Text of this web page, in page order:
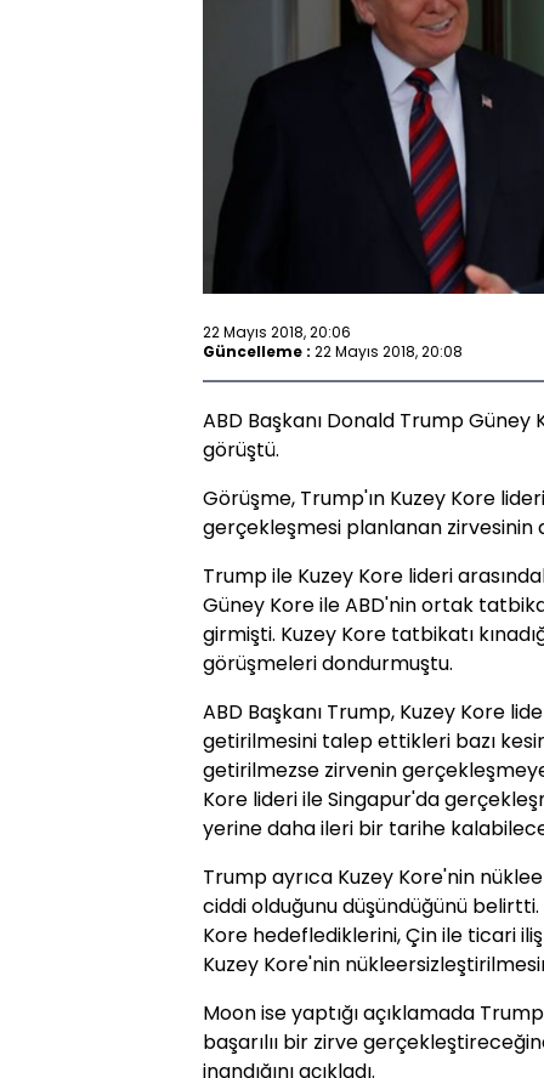
22 Mayıs 2018, 20:06
Güncelleme : 22 Mayıs 2018, 20:08
ABD Başkanı Donald Trump
görüştü.
Görüşme, Trump'ın Kuzey Kore
gerçekleşmesi planlanan
Trump ile Kuzey Kore lideri
Güney Kore ile ABD'nin ortak
girmişti. Kuzey Kore tatbikatı
görüşmeleri dondurmuştu.
ABD Başkanı Trump, Kuzey Kore
getirilmesini talep ettikleri bazı
getirilmezse zirvenin
Kore lideri ile Singapur'da
yerine daha ileri bir tarihe
Trump ayrıca Kuzey Kore'nin
ciddi olduğunu düşündüğünü belirtti.
Kore hedeflediklerini, Çin ile ticari
Kuzey Kore'nin
Moon ise yaptığı açıklamada
başarılıı bir zirve
inandığını açıkladı.